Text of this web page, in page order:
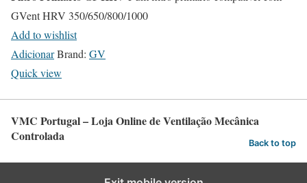
GVent HRV 350/650/800/1000
Add to wishlist
AdicionarBrand: GV
Quick view
VMC Portugal – Loja Online de Ventilação Mecânica
Controlada
Back to top